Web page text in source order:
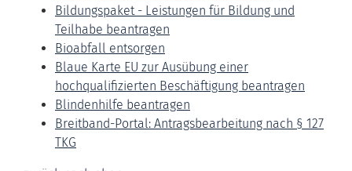
Bildungspaket - Leistungen für Bildung und
Teilhabe beantragen
Bioabfall entsorgen
Blaue Karte EU zur Ausübung einer
hochqualifizierten Beschäftigung beantragen
Blindenhilfe beantragen
Breitband-Portal: Antragsbearbeitung nach § 127
TKG